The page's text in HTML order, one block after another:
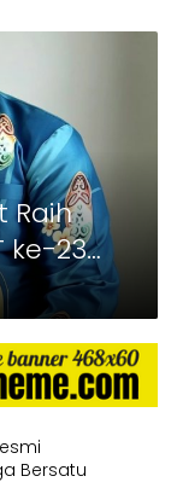
Raih
ke-23
Bersatu